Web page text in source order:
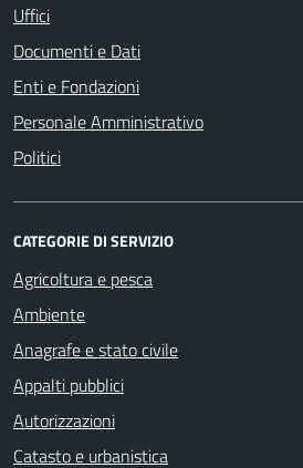
Uffici
Documenti e Dati
Enti e Fondazioni
Personale Amministrativo
Politici
CATEGORIE DI SERVIZIO
Agricoltura e pesca
Ambiente
Anagrafe e stato civile
Appalti pubblici
Autorizzazioni
Catasto e urbanistica